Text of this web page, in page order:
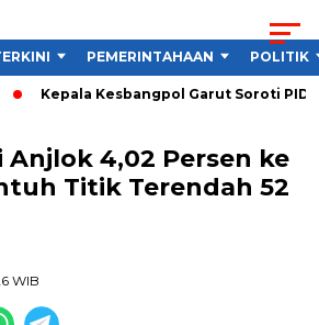
PEMERINTAHAAN POLITIK
Kepala Kesbangpol Garut Soroti
Anjlok 4,02 Persen ke
Titik Terendah 52
WIB